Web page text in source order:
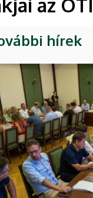
az
hírek